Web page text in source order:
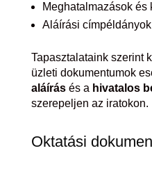
Meghatalmazások
Aláírási
Tapasztalataink szerint
üzleti dokumentumok
aláírásés a hivatalos
szerepeljen az iratokon.
Oktatási